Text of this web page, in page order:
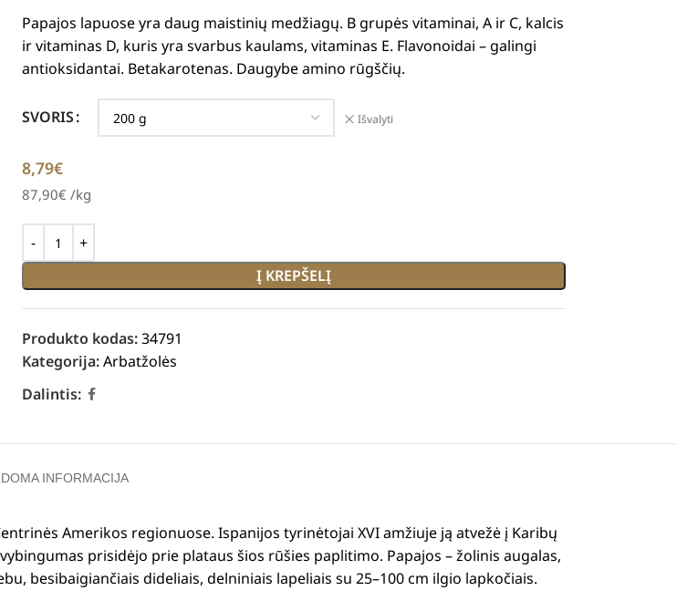
Papajos lapuose yra daug maistinių medžiagų. B grupės vitaminai, A ir C, kalcis
ir vitaminas D, kuris yra svarbus kaulams, vitaminas E. Flavonoidai – galingi
antioksidantai. Betakarotenas. Daugybe amino rūgščių.
SVORIS Išvalyti
8,79€
87,90€ /kg
Į KREPŠELĮ
Produkto kodas:34791
Kategorija:Arbatžolės
Dalintis:
INFORMACIJA
Amerikos regionuose. Ispanijos tyrinėtojai XVI amžiuje ją atvežė į Karibų
prisidėjo prie plataus šios rūšies paplitimo. Papajos – žolinis augalas,
besibaigiančiais dideliais, delniniais lapeliais su 25–100 cm ilgio lapkočiais.